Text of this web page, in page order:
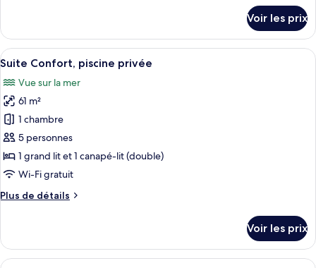
privée
le
type
de
Suite
Signature,
piscine
privée
Voir les prix
Afficher
toutes
les
photos
pour
ce
type
de
chambre :
Suite
privée
Un espace piscine moderne avec
27
Suite Confort, piscine privée
Vue sur la mer
61 m²
1 chambre
5 personnes
1 grand lit et 1 canapé-lit (double)
Wi-Fi gratuit
Plus de détails
Plus
le
type
Voir les prix